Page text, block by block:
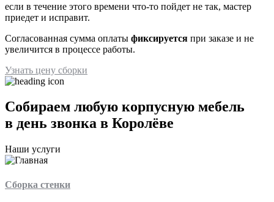
если в течение этого времени что-то пойдет не так, мастер
приедет и исправит.
Согласованная сумма оплаты фиксируется при заказе и не
увеличится в процессе работы.
Узнать цену сборки
Собираем любую корпусную мебель
в день звонка в Королёве
Наши услуги
Сборка стенки